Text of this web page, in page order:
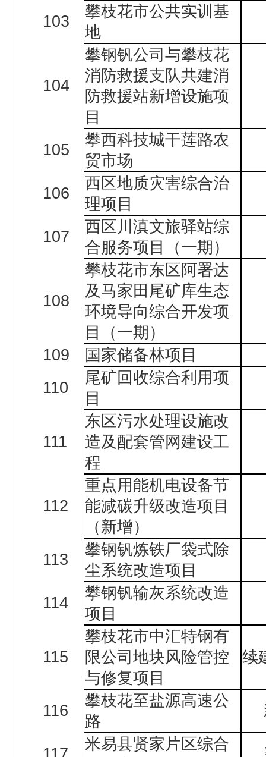
103
攀枝花市公共实训基
地
104
攀钢钒公司与攀枝花
消防救援支队共建消
防救援站新增设施项
目
105
攀西科技城干莲路农
贸市场
106
西区地质灾害综合治
理项目
107
西区川滇文旅驿站综
合服务项目（一期）
108
攀枝花市东区阿署达
及马家田尾矿库生态
环境导向综合开发项
目（一期）
109
国家储备林项目
110
尾矿回收综合利用项
目
111
东区污水处理设施改
造及配套管网建设工
程
112
重点用能机电设备节
能减碳升级改造项目
（新增）
113
攀钢钒炼铁厂袋式除
尘系统改造项目
114
攀钢钒输灰系统改造
项目
115
攀枝花市中汇特钢有
限公司地块风险管控
与修复项目
续
116
攀枝花至盐源高速公
路
米易县贤家片区综合